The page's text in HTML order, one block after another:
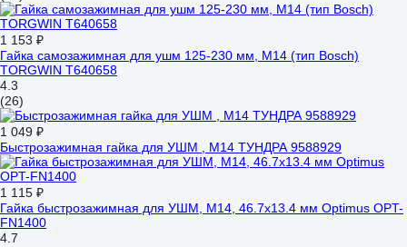
1 153 ₽
Гайка самозажимная для ушм 125-230 мм, М14 (тип Bosch)
TORGWIN T640658
4.3
(26)
1 049 ₽
Быстрозажимная гайка для УШМ , М14 ТУНДРА 9588929
1 115 ₽
Гайка быстрозажимная для УШМ, М14, 46.7x13.4 мм Optimus OPT-
FN1400
4.7